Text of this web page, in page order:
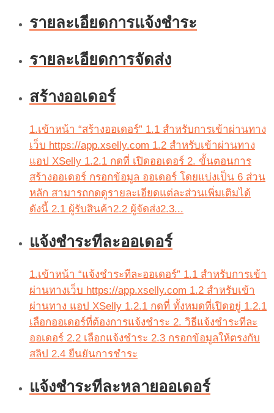
รายละเอียดการแจ้งชำระ
รายละเอียดการจัดส่ง
สร้างออเดอร์
1.เข้าหน้า “สร้างออเดอร์” 1.1 สำหรับการเข้าผ่านทาง
เว็บ https://app.xselly.com 1.2 สำหรับเข้าผ่านทาง
แอป XSelly 1.2.1 กดที่ เปิดออเดอร์ 2. ขั้นตอนการ
สร้างออเดอร์ กรอกข้อมูล ออเดอร์ โดยแบ่งเป็น 6 ส่วน
หลัก สามารถกดดูรายละเอียดแต่ละส่วนเพิ่มเติมได้
ดังนี้ 2.1 ผู้รับสินค้า2.2 ผู้จัดส่ง2.3...
แจ้งชำระทีละออเดอร์
1.เข้าหน้า “แจ้งชำระทีละออเดอร์” 1.1 สำหรับการเข้า
ผ่านทางเว็บ https://app.xselly.com 1.2 สำหรับเข้า
ผ่านทาง แอป XSelly 1.2.1 กดที่ ทั้งหมดที่เปิดอยู่ 1.2.1
เลือกออเดอร์ที่ต้องการแจ้งชำระ 2. วิธีแจ้งชำระทีละ
ออเดอร์ 2.2 เลือกแจ้งชำระ 2.3 กรอกข้อมูลให้ตรงกับ
สลิป 2.4 ยืนยันการชำระ
แจ้งชำระทีละหลายออเดอร์